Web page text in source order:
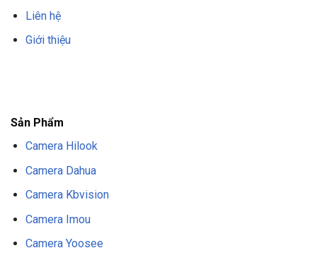
Liên hệ
Giới thiệu
Sản Phẩm
Camera Hilook
Camera Dahua
Camera Kbvision
Camera Imou
Camera Yoosee